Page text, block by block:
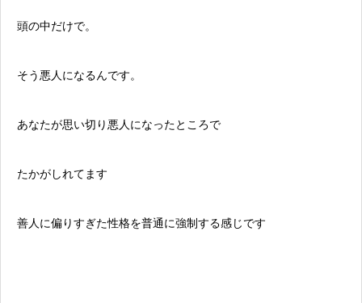
頭の中だけで。
そう悪人になるんです。
あなたが思い切り悪人になったところで
たかがしれてます
善人に偏りすぎた性格を普通に強制する感じです